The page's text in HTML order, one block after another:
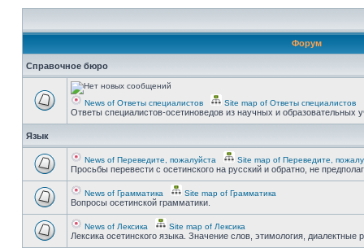
Форум
Справочное бюро
News of Ответы специалистов Site map of Ответы специалистов
Ответы специалистов-осетиноведов из научных и
Язык
News of Переведите, пожалуйста Site map of Переведите,
Просьбы перевести с осетинского на русский и обратно, не
News of Грамматика Site map of Грамматика
Вопросы осетинской грамматики.
News of Лексика Site map of Лексика
Лексика осетинского языка. Значение слов, этимология, диалектные